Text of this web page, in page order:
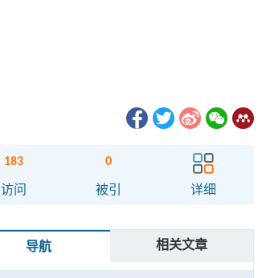
183
访问
0
被引 详细
导航 相关文章